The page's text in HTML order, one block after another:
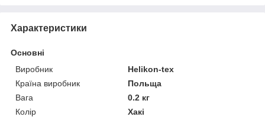
Характеристики
Основні
Виробник
Helikon-tex
Країна виробник
Польща
Вага
0.2 кг
Колір
Хакі